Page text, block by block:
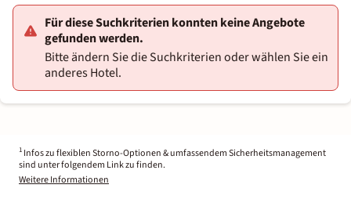
Für diese Suchkriterien konnten keine Angebote
gefunden werden.
Bitte ändern Sie die Suchkriterien oder wählen Sie ein
anderes Hotel.
1 Infos zu flexiblen Storno-Optionen & umfassendem Sicherheitsmanagement
sind unter folgendem Link zu finden.
Weitere Informationen